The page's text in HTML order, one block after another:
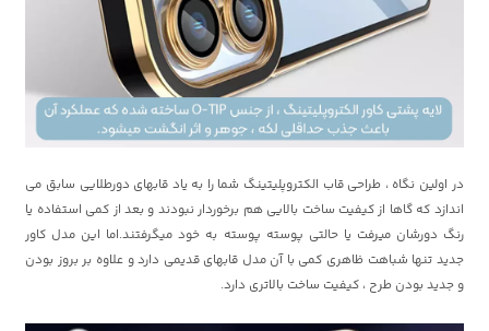
در اولین نگاه ، طراحی قاب الکتروپلیتینگ شما را به یاد قابهای دورطلایی سابق می
اندازد که گاها از کیفیت ساخت بالایی هم برخوردار نبودند و بعد از کمی استفاده یا
رنگ دورشان میرفت یا حالتی پوسته پوسته به خود میگرفتند.اما این مدل کاور
جدید تنها شباهت ظاهری کمی با آن مدل قابهای قدیمی دارد و علاوه بر بروز بودن
و جدید بودن طرح ، کیفیت ساخت بالاتری دارد.